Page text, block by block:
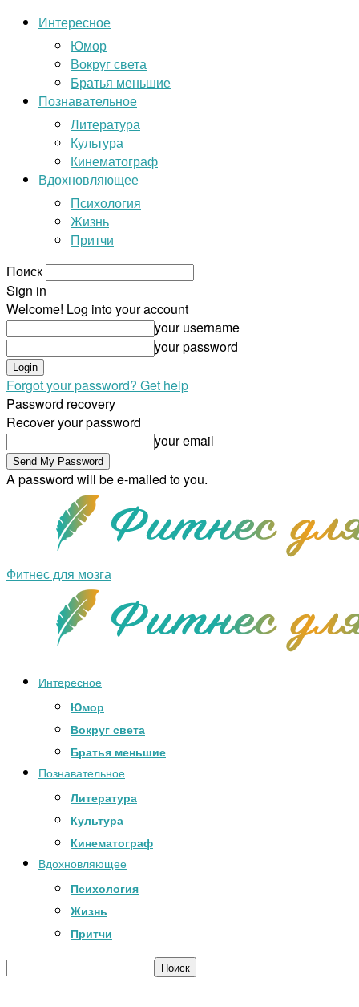
Интересное
Юмор
Вокруг света
Братья меньшие
Познавательное
Литература
Культура
Кинематограф
Вдохновляющее
Психология
Жизнь
Притчи
Поиск
Sign in
Welcome! Log into your account
your username
your password
Forgot your password? Get help
Password recovery
Recover your password
your email
A password will be e-mailed to you.
Фитнес для мозга
Интересное
Юмор
Вокруг света
Братья меньшие
Познавательное
Литература
Культура
Кинематограф
Вдохновляющее
Психология
Жизнь
Притчи